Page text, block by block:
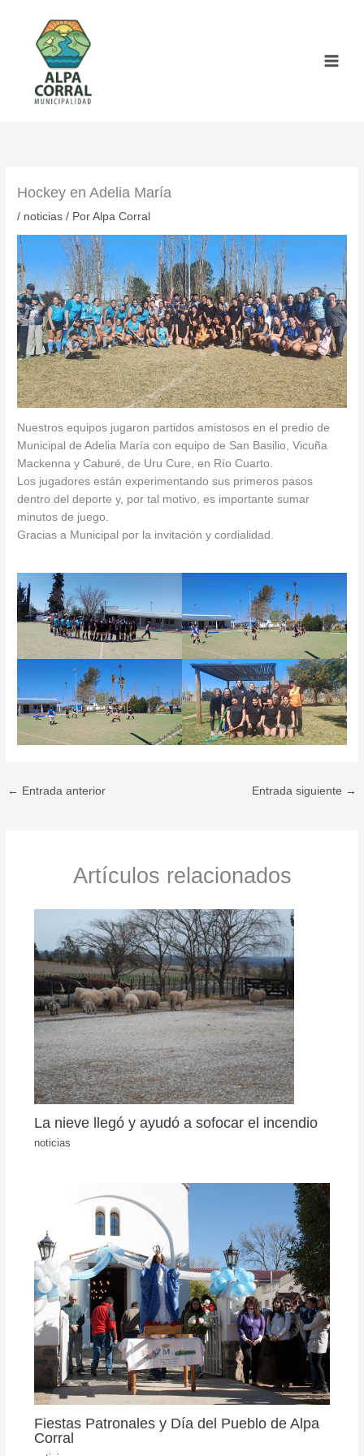
contenido
Hockey en Adelia María
/ noticias / PorAlpa Corral
Nuestros equipos jugaron partidos amistosos en el predio de
Municipal de Adelia María con equipo de San Basilio, Vicuña
Mackenna y Caburé, de Uru Cure, en Río Cuarto.
Los jugadores están experimentando sus primeros pasos
dentro del deporte y, por tal motivo, es importante sumar
minutos de juego.
Gracias a Municipal por la invitación y cordialidad.
← Entrada anterior Entrada siguiente →
Artículos relacionados
La nieve llegó y ayudó a sofocar el incendio
noticias
Fiestas Patronales y Día del Pueblo de Alpa
Corral